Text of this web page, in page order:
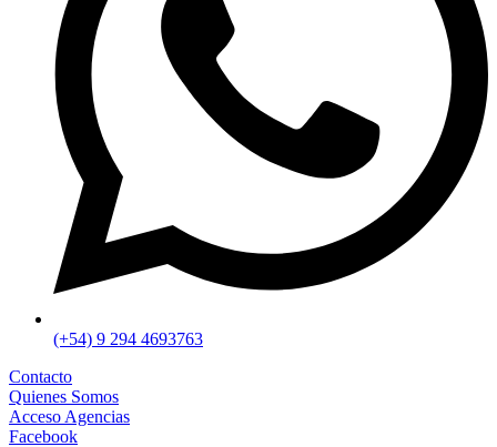
(+54) 9 294 4693763
Contacto
Quienes Somos
Acceso Agencias
Facebook